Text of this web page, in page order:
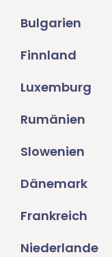
Bulgarien
Finnland
Luxemburg
Rumänien
Slowenien
Dänemark
Frankreich
Niederlande